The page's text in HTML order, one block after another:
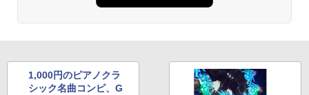
1,000円のピアノクラ
シック名曲コンピ、G